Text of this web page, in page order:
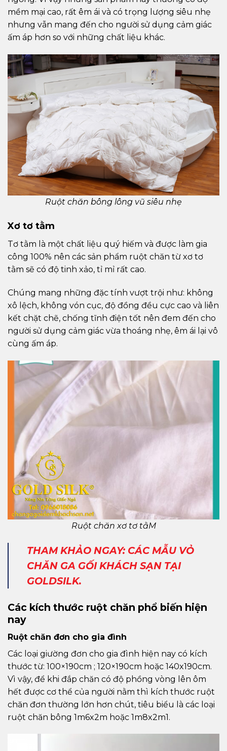
mềm mại cao, rất êm ái và có trọng lượng siêu nhẹ
nhưng vẫn mang đến cho người sử dụng cảm giác
ấm áp hơn so với những chất liệu khác.
Ruột chăn bông lông vũ siêu nhẹ
Xơ tơ tằm
Tơ tằm là một chất liệu quý hiếm và được làm gia
công 100% nên các sản phẩm ruột chăn từ xơ tơ
tằm sẽ có độ tinh xảo, tỉ mỉ rất cao.
Chúng mang những đặc tính vượt trội như: không
xô lệch, không vón cục, độ đồng đều cực cao và liên
kết chặt chẽ, chống tĩnh điện tốt nên đem đến cho
người sử dụng cảm giác vừa thoáng nhẹ, êm ái lại vô
cùng ấm áp.
Ruột chăn xơ tơ tằM
THAM KHẢO NGAY: CÁC MẪU VỎ
CHĂN GA GỐI KHÁCH SẠN TẠI
GOLDSILK.
Các kích thước ruột chăn phổ biến hiện
nay
Ruột chăn đơn cho gia đình
Các loại giường đơn cho gia đình hiện nay có kích
thước từ: 100×190cm ; 120×190cm hoặc 140x190cm.
Vì vậy, để khi đắp chăn có độ phồng vòng lên ôm
hết được cơ thể của người nằm thì kích thước ruột
chăn đơn thường lớn hơn chút, tiêu biểu là các loại
ruột chăn bông 1m6x2m hoặc 1m8x2m1.